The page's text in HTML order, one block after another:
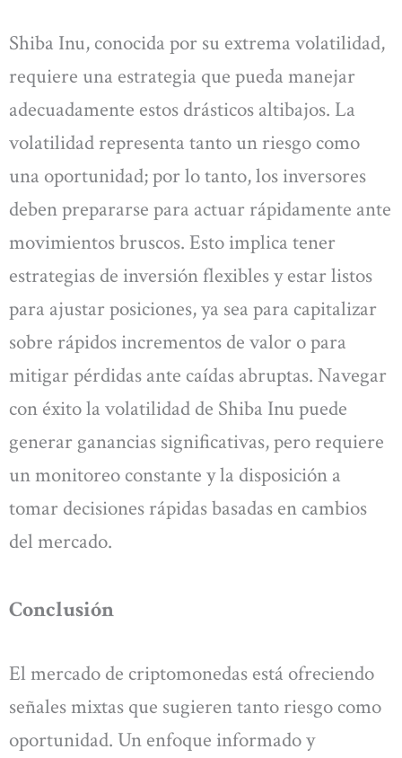
Shiba Inu, conocida por su extrema volatilidad,
requiere una estrategia que pueda manejar
adecuadamente estos drásticos altibajos. La
volatilidad representa tanto un riesgo como
una oportunidad; por lo tanto, los inversores
deben prepararse para actuar rápidamente ante
movimientos bruscos. Esto implica tener
estrategias de inversión flexibles y estar listos
para ajustar posiciones, ya sea para capitalizar
sobre rápidos incrementos de valor o para
mitigar pérdidas ante caídas abruptas. Navegar
con éxito la volatilidad de Shiba Inu puede
generar ganancias significativas, pero requiere
un monitoreo constante y la disposición a
tomar decisiones rápidas basadas en cambios
del mercado.
Conclusión
El mercado de criptomonedas está ofreciendo
señales mixtas que sugieren tanto riesgo como
oportunidad. Un enfoque informado y